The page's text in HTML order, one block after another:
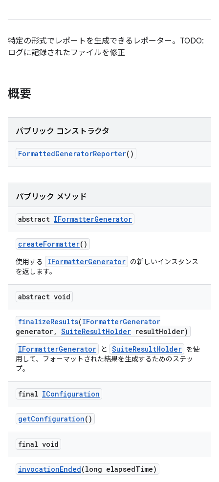
特定の形式でレポートを生成できるレポーター。TODO:
ログに記録されたファイルを修正
概要
パブリック コンストラクタ
FormattedGeneratorReporter()
パブリック メソッド
abstract IFormatterGenerator
createFormatter()
使用する IFormatterGenerator の新しいインスタンス
を返します。
abstract void
finalizeResults(IFormatterGenerator
generator, SuiteResultHolder resultHolder)
IFormatterGenerator
と SuiteResultHolder を使
用して、フォーマットされた結果を生成するためのステッ
プ。
final IConfiguration
getConfiguration()
final void
invocationEnded(long elapsedTime)